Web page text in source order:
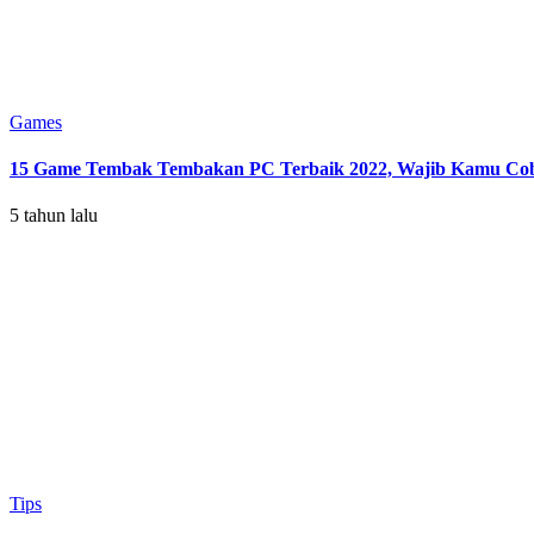
Games
15 Game Tembak Tembakan PC Terbaik 2022, Wajib Kamu
5 tahun lalu
Tips